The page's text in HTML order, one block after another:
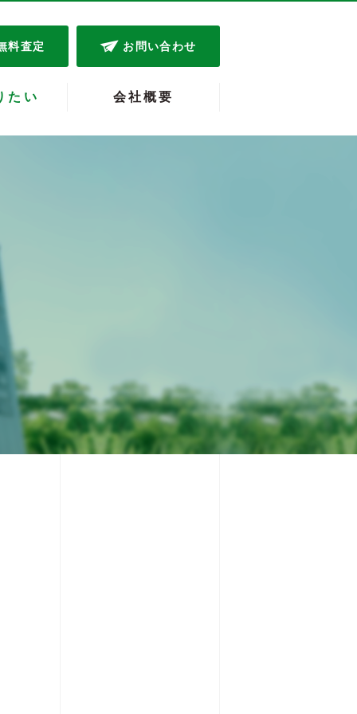
料査定 お問い合わせ
たい 会社概要